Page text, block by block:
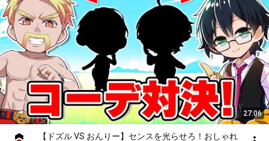
27:06
【ドズル VS おんりー】センスを光らせろ！おしゃれ